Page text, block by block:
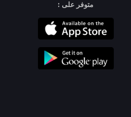
متوفر على :